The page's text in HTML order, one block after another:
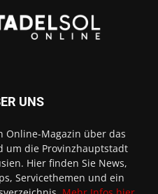
UNS
Online-Magazin über das
um die Provinzhauptstadt
Hier finden Sie News,
Servicethemen und ein